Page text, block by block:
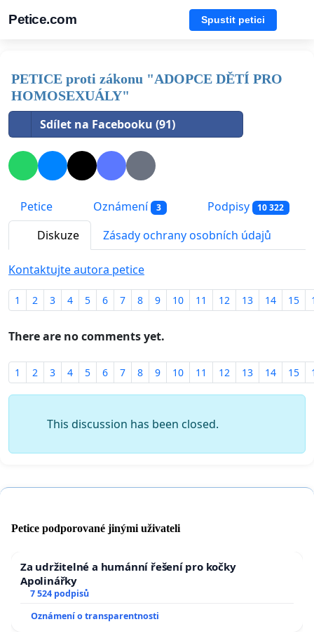
Petice.com Spustit petici
PETICE proti zákonu "ADOPCE DĚTÍ PRO
HOMOSEXUÁLY"
Sdílet na Facebooku (91)
Petice Oznámení 3 Podpisy 10 322
Diskuze Zásady ochrany osobních údajů
Kontaktujte autora petice
1 2 3 4 5 6 7 8 9 10 11 12 13 14 15
There are no comments yet.
1 2 3 4 5 6 7 8 9 10 11 12 13 14 15
This discussion has been closed.
Petice podporované jinými uživateli
Za udržitelné a humánní řešení pro kočky
Apolinářky
7 524 podpisů
Oznámení o transparentnosti